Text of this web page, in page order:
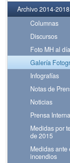
Archivo 2014-2018
Columnas
Discursos
Foto MH al día
Galería
Infografías
Notas de
Noticias
Prensa
Medidas por
de 2015
Medidas ante
incendios